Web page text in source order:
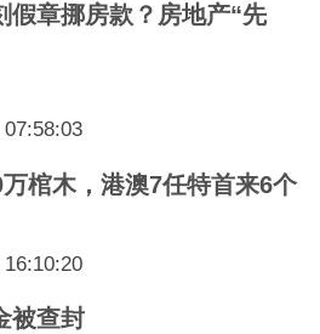
假章挪房款？房地产“先
棺木，港澳7任特首来6个
被查封